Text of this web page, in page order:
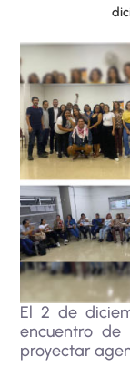
El 2 de
encuentro
proyectar